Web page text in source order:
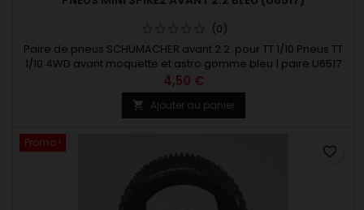
(0)
Paire de pneus SCHUMACHER avant 2.2 pour TT 1/10 Pneus TT
1/10 4WD avant moquette et astro gomme bleu 1 paire U6517
4,50 €
 Ajouter au panier
Promo !
favorite_border